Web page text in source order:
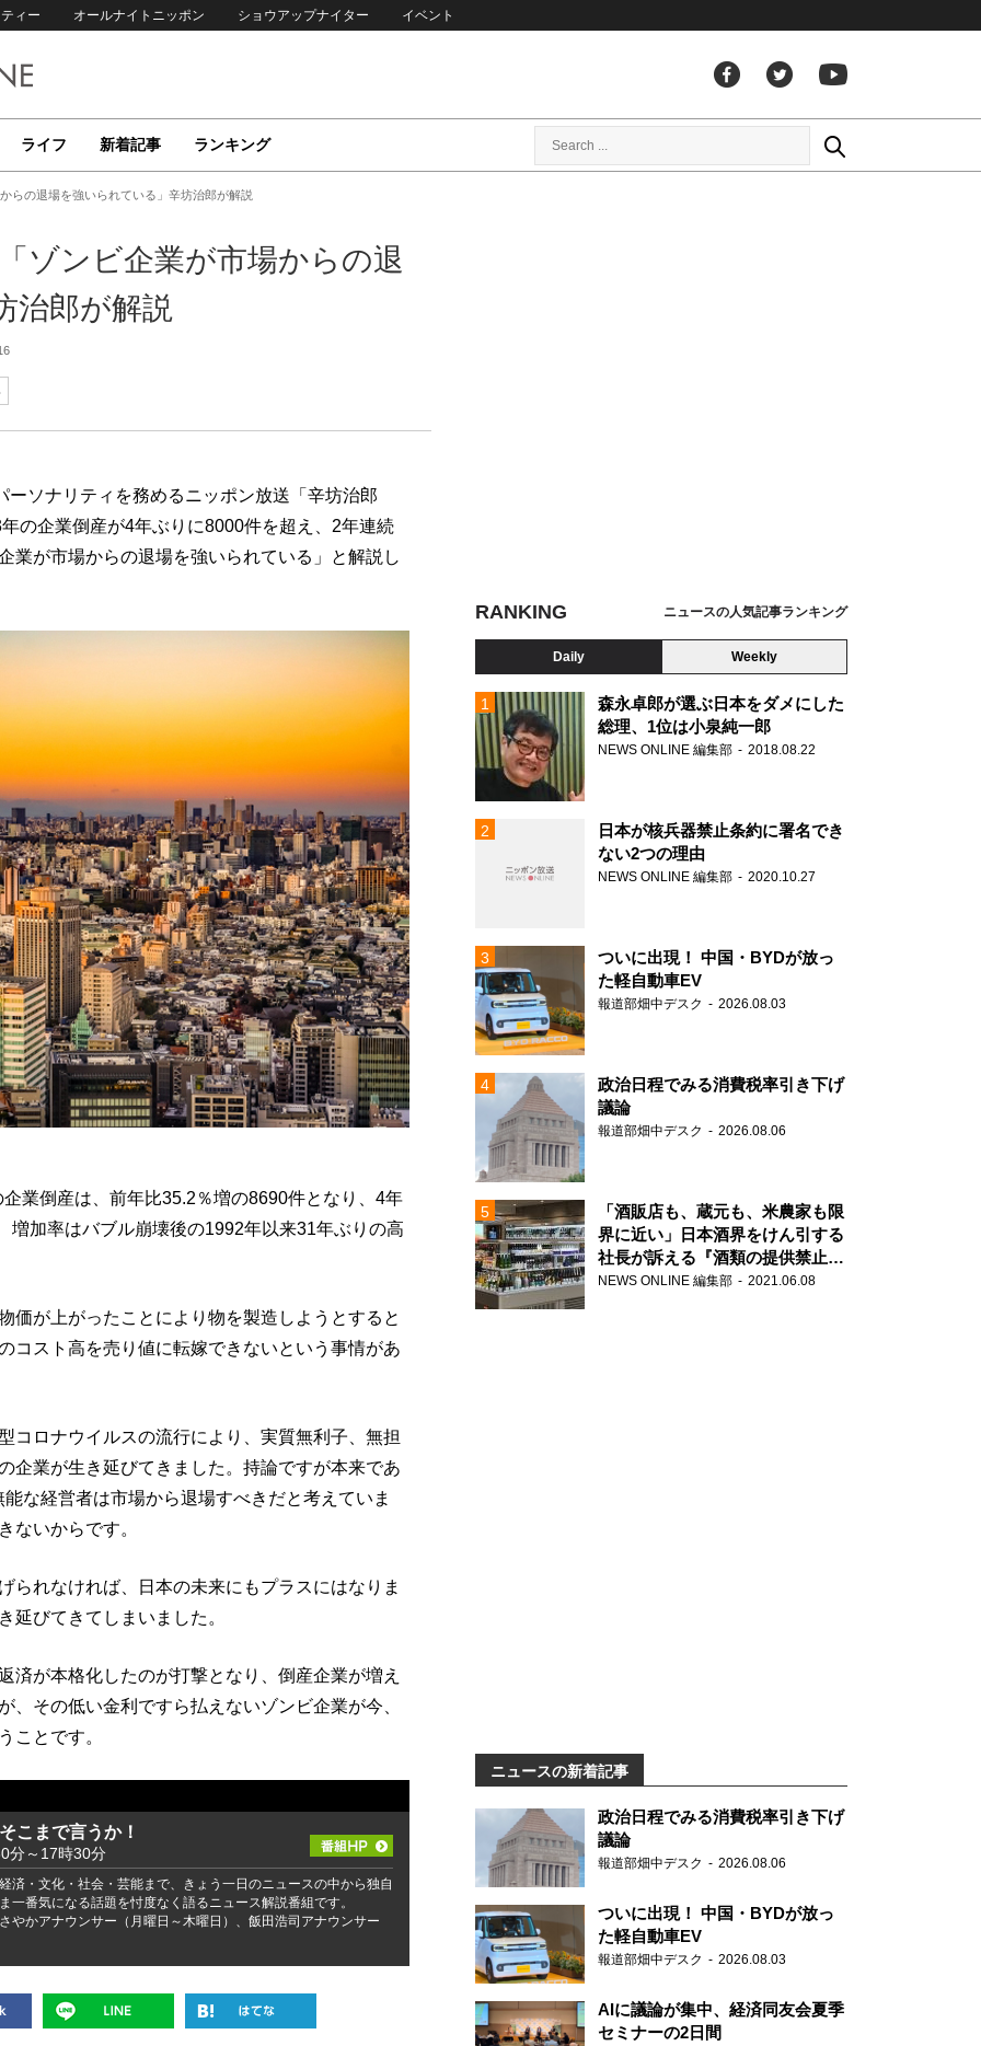
ィー オールナイトニッポン ショウアップナイター イベント
ライフ 新着記事 ランキング
の退場を強いられている」辛坊治郎が解説
ゾンビ企業が市場からの退
治郎が解説
ーソナリティを務めるニッポン放送「辛坊治郎
の企業倒産が4年ぶりに8000件を超え、2年連続
業が市場からの退場を強いられている」と解説し
業倒産は、前年比35.2％増の8690件となり、4年
増加率はバブル崩壊後の1992年以来31年ぶりの高
価が上がったことにより物を製造しようとすると
コスト高を売り値に転嫁できないという事情があ
コロナウイルスの流行により、実質無利子、無担
企業が生き延びてきました。持論ですが本来であ
な経営者は市場から退場すべきだと考えていま
ないからです。
られなければ、日本の未来にもプラスにはなりま
延びてきてしまいました。
済が本格化したのが打撃となり、倒産企業が増え
その低い金利ですら払えないゾンビ企業が今、
ことです。
こまで言うか！
分～17時30分
済・文化・社会・芸能まで、きょう一日のニュースの中から独自
一番気になる話題を忖度なく語るニュース解説番組です。
やかアナウンサー（月曜日～木曜日）、飯田浩司アナウンサー
RANKING ニュースの人気記事ランキング
Daily Weekly
森永卓郎が選ぶ日本をダメにした
総理、1位は小泉純一郎
NEWS ONLINE 編集部 2018.08.22
日本が核兵器禁止条約に署名でき
ない2つの理由
NEWS ONLINE 編集部 2020.10.27
ついに出現！ 中国・BYDが放っ
た軽自動車EV
報道部畑中デスク 2026.08.03
政治日程でみる消費税率引き下げ
議論
報道部畑中デスク 2026.08.06
「酒販店も、蔵元も、米農家も限
界に近い」日本酒界をけん引する
社長が訴える『酒類の提供禁止』
策の大打撃
NEWS ONLINE 編集部 2021.06.08
ニュースの新着記事
政治日程でみる消費税率引き下げ
議論
報道部畑中デスク 2026.08.06
ついに出現！ 中国・BYDが放っ
た軽自動車EV
報道部畑中デスク 2026.08.03
AIに議論が集中、経済同友会夏季
セミナーの2日間